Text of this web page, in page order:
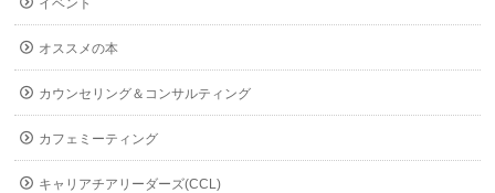
イベント
オススメの本
カウンセリング＆コンサルティング
カフェミーティング
キャリアチアリーダーズ(CCL)